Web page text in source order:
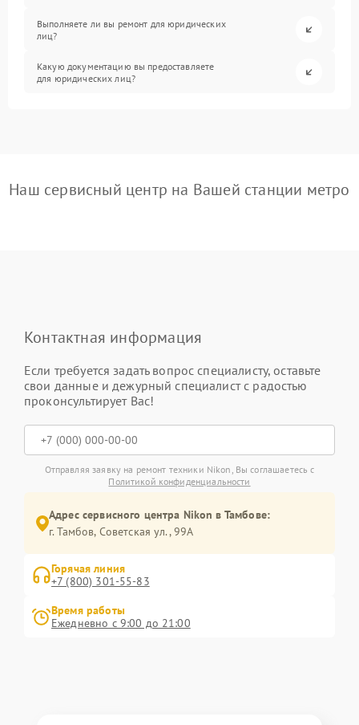
Выполняете ли вы ремонт для юридических
лиц?
Какую документацию вы предоставляете
для юридических лиц?
Наш сервисный центр на Вашей станции метро
Контактная информация
Если требуется задать вопрос специалисту, оставьте
свои данные и дежурный специалист с радостью
проконсультирует Вас!
Отправляя заявку на ремонт техники Nikon, Вы соглашаетесь с
Политикой конфиденциальности
Адрес сервисного центра Nikon в Тамбове:
г. Тамбов, Советская ул., 99А
Горячая линия
+7 (800) 301-55-83
Время работы
Ежедневно с 9:00 до 21:00